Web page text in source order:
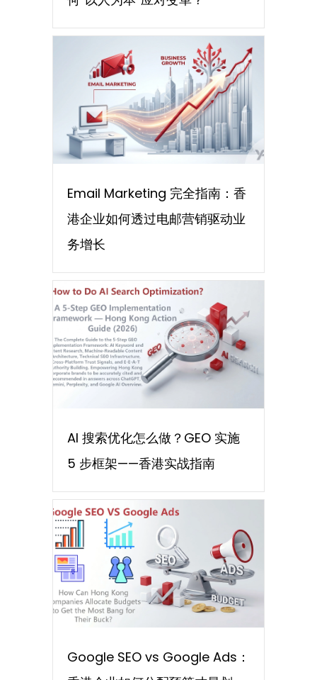
Email Marketing 完全指南：香
港企业如何透过电邮营销驱动业
务增长
AI 搜索优化怎么做？GEO 实施
5 步框架——香港实战指南
Google SEO vs Google Ads：